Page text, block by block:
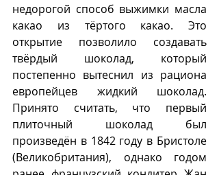
недорогой способ выжимки масла
какао из тёртого какао. Это
открытие позволило создавать
твёрдый шоколад, который
постепенно вытеснил из рациона
европейцев жидкий шоколад.
Принято считать, что первый
плиточный шоколад был
произведён в 1842 году в Бристоле
(Великобритания), однако годом